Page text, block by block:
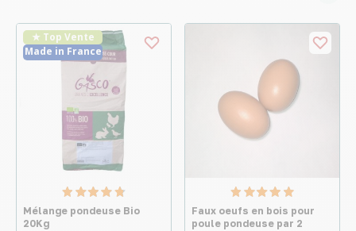
★ Top Vente
Made in France
Mélange pondeuse Bio
20Kg
Faux oeufs en bois pour
poule pondeuse par 2